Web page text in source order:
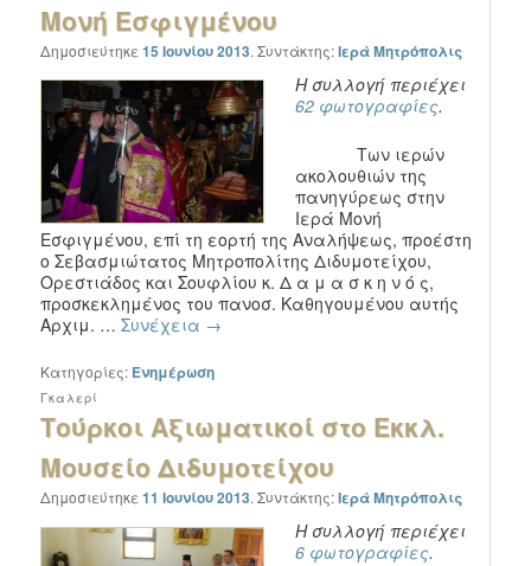
Μονή Εσφιγμένου
Δημοσιεύτηκε15 Ιουνίου 2013.Συντάκτης:Ιερά Μητρόπολις
Η συλλογή περιέχει
62 φωτογραφίες.
Των ιερών
ακολουθιών της
πανηγύρεως στην
Ιερά Μονή
Εσφιγμένου, επί τη εορτή της Αναλήψεως, προέστη
ο Σεβασμιώτατος Μητροπολίτης Διδυμοτείχου,
Ορεστιάδος και Σουφλίου κ. Δ α μ α σ κ η ν ό ς,
προσκεκλημένος του πανοσ. Καθηγουμένου αυτής
Αρχιμ. …Συνέχεια →
Κατηγορίες: Ενημέρωση
Τούρκοι Αξιωματικοί στο Εκκλ.
Μουσείο Διδυμοτείχου
Γκαλερί
Δημοσιεύτηκε11 Ιουνίου 2013.Συντάκτης:Ιερά Μητρόπολις
Η συλλογή περιέχει
6 φωτογραφίες.